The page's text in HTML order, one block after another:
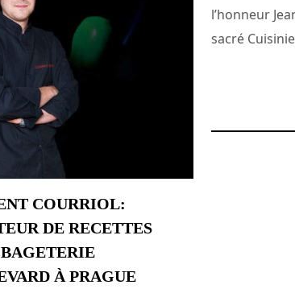
COURRIOL:
DE RECETTES
À PRAGUE
l’honneur
sacré